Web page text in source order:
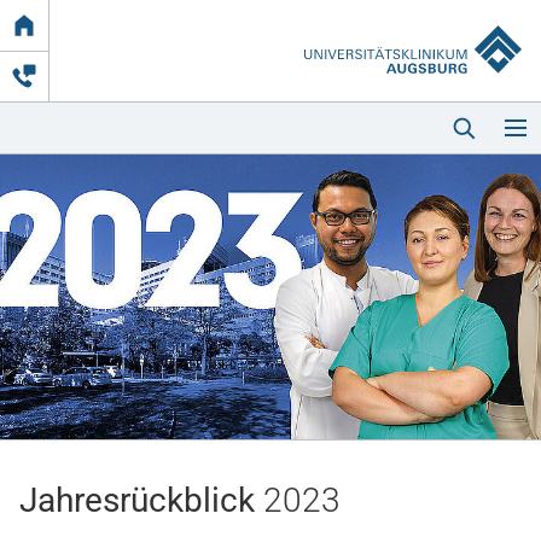
Link
zur
Startseite
Startseite
Kliniken & Einrichtungen
Jahresrückblick 2023